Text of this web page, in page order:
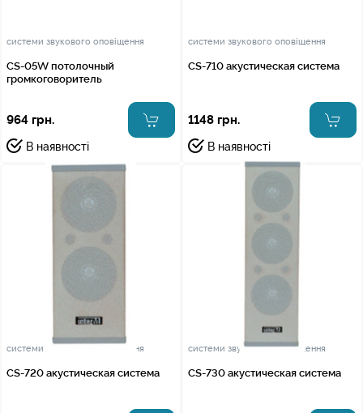
системи звукового оповіщення
CS-05W потолочный
громкоговоритель
964 грн.
В наявності
системи звукового оповіщення
CS-710 акустическая система
1148 грн.
В наявності
системи звукового оповіщення
CS-720 акустическая система
системи звукового оповіщення
CS-730 акустическая система